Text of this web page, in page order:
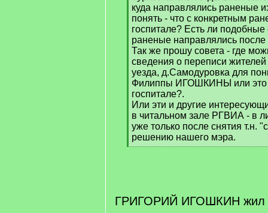
куда направлялись раненые
понять - что с конкретным
госпитале? Есть ли подобные
раненые направлялись
Так же прошу совета - где
сведения о переписи
уезда, д.Самодуровка для
Филиппы ИГОШКИНЫ или это
госпитале?.
Или эти и другие
в читальном зале РГВИА - в
уже только после снятия т.н.
решению нашего мэра.
[
ГРИГОРИЙ ИГОШКИН жил